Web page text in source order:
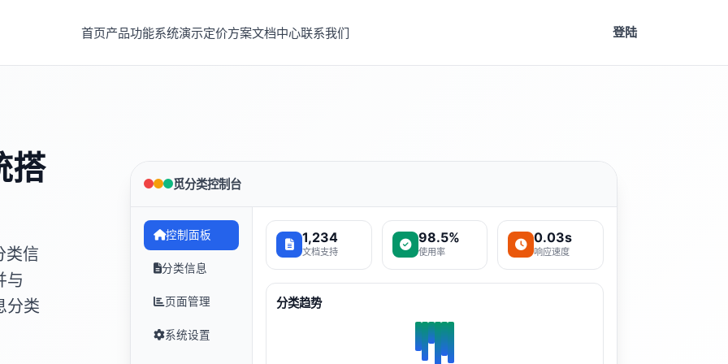
首页产品功能系统演示定价方案文档中心联系我们 登陆
搭
类信
与
分类
觅分类控制台
控制面板
分类信息
页面管理
系统设置
1,234
文档支持
98.5%
使用率
0.03s
响应速度
分类趋势